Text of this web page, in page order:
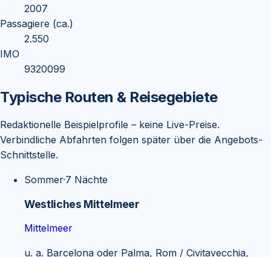
2007
Passagiere (ca.)
2.550
IMO
9320099
Typische Routen & Reisegebiete
Redaktionelle Beispielprofile – keine Live-Preise.
Verbindliche Abfahrten folgen später über die Angebots-
Schnittstelle.
Sommer·7 Nächte
Westliches Mittelmeer
Mittelmeer
u. a. Barcelona oder Palma, Rom / Civitavecchia,